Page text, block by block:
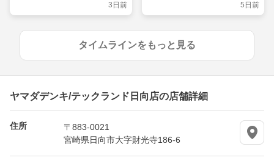
3日前 5日前
タイムラインをもっと見る
ヤマダデンキ/テックランド日向店の店舗詳細
住所
〒883-0021
宮崎県日向市大字財光寺186-6